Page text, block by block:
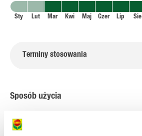
Sty Lut Mar Kwi Maj Czer Lip Sie
Terminy stosowania
Sposób użycia